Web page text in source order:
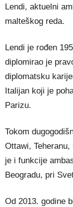
Lendi, aktuelni
malteškog reda.
Lendi je rođen
diplomirao je
diplomatsku
Italijan koji je
Parizu.
Tokom
Ottawi,
je i funkcije
Beogradu, pri
Od 2013. godine